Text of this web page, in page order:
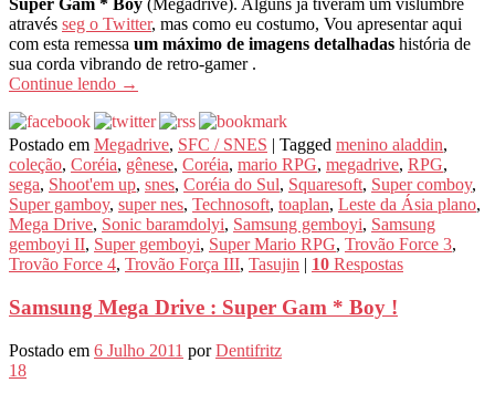
Super Gam * Boy (Megadrive). Alguns já tiveram um vislumbre
através seg o Twitter, mas como eu costumo, Vou apresentar aqui
com esta remessa um máximo de imagens detalhadas história de
sua corda vibrando de retro-gamer .
Continue lendo →
Postado em Megadrive, SFC / SNES | Tagged menino aladdin,
coleção, Coréia, gênese, Coréia, mario RPG, megadrive, RPG,
sega, Shoot'em up, snes, Coréia do Sul, Squaresoft, Super comboy,
Super gamboy, super nes, Technosoft, toaplan, Leste da Ásia plano,
Mega Drive, Sonic baramdolyi, Samsung gemboyi, Samsung
gemboyi II, Super gemboyi, Super Mario RPG, Trovão Force 3,
Trovão Force 4, Trovão Força III, Tasujin | 10 Respostas
Samsung Mega Drive : Super Gam * Boy !
Postado em 6 Julho 2011 porDentifritz
18